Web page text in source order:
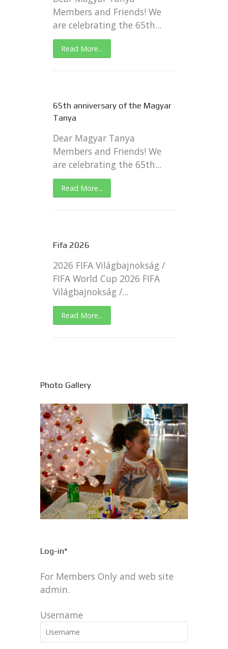
Members and Friends! We
are celebrating the 65th...
Read More...
65th anniversary of the Magyar
Tanya
Dear Magyar Tanya
Members and Friends! We
are celebrating the 65th...
Read More...
Fifa 2026
2026 FIFA Világbajnokság /
FIFA World Cup 2026 FIFA
Világbajnokság /...
Read More...
Photo Gallery
Log-in*
For Members Only and web site
admin.
Username